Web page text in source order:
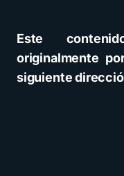
Este
originalmente
siguiente